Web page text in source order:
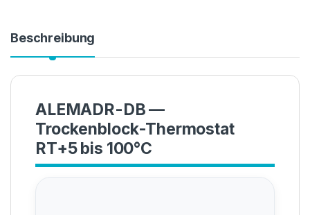
Beschreibung
ALEMADR-DB —
Trockenblock-Thermostat
RT+5 bis 100°C